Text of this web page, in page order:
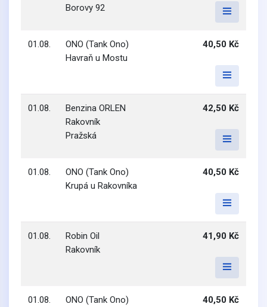
Borovy 92
01.08.
ONO (Tank Ono)
Havraň u Mostu
40,50 Kč
01.08.
Benzina ORLEN
Rakovník
Pražská
42,50 Kč
01.08.
ONO (Tank Ono)
Krupá u Rakovníka
40,50 Kč
01.08.
Robin Oil
Rakovník
41,90 Kč
01.08.
ONO (Tank Ono)
40,50 Kč